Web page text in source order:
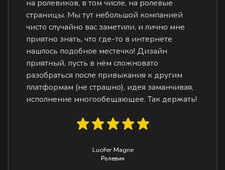
на ролевиков, в том числе, на ролевые
страницы. Мы тут небольшой компанией
чисто случайно вас заметили, и лично мне
приятно знать, что где-то в интернете
нашлось подобное местечко! Дизайн
приятный, пусть в нём сложновато
разобраться после привыкания к другим
платформам (не страшно), идея заманчивая,
исполнение многообещающее. Так держать!
Lucifer Magne
Ролевик